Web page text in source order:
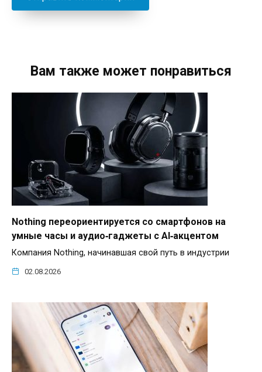
Вам также может понравиться
Nothing переориентируется со смартфонов на
умные часы и аудио‑гаджеты с AI‑акцентом
Компания Nothing, начинавшая свой путь в индустрии
02.08.2026